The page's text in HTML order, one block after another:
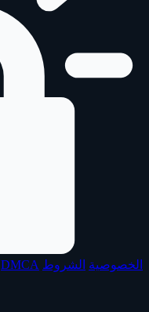
الخصوصية الشروط DMCA